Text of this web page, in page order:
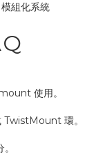
組化系統
使用。
環。